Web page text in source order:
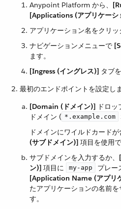
Anypoint Platform から、​
[Applications (アプリケーシ
アプリケーション名をクリッ
ナビゲーションメニューで ​
ます。
[Ingress (イングレス)] タブ
最初のエンドポイントを設定しま
[Domain (ドメイン)]
ドロ
ドメイン (​ *.example.com
ドメインにワイルドカードが
(サブドメイン)] 項目を使用
サブドメインを入力するか、​
ン)] ​ 項目に ​ my-app
プレー
[Application Name (アプリ
たアプリケーションの名前
す。